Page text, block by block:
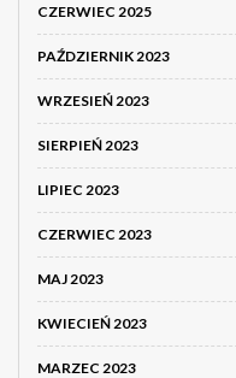
CZERWIEC 2025
PAŹDZIERNIK 2023
WRZESIEŃ 2023
SIERPIEŃ 2023
LIPIEC 2023
CZERWIEC 2023
MAJ 2023
KWIECIEŃ 2023
MARZEC 2023